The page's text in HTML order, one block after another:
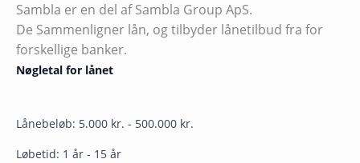
Sambla er en del af Sambla Group ApS.
De Sammenligner lån, og tilbyder lånetilbud fra for
forskellige banker.
Nøgletal for lånet
Lånebeløb: 5.000 kr. - 500.000 kr.
Løbetid: 1 år - 15 år